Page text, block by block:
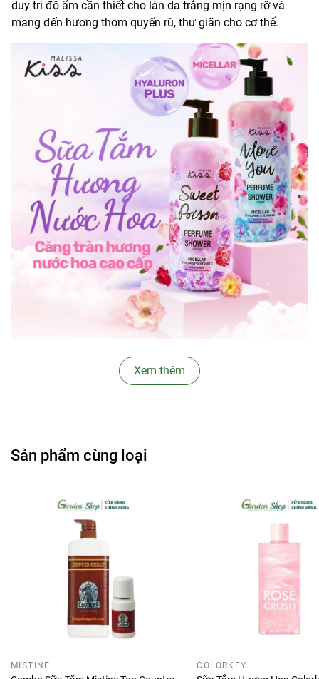
duy trì độ ẩm cần thiết cho làn da trắng mịn rạng rỡ và
mang đến hương thơm quyến rũ, thư giãn cho cơ thể.
- Sữa tắm tạo bọt có công nghệ Micellar làm sạch sâu và
- Thư giãn, tận hưởng giữa hàng hoa và nâng niu khoảng
độc quyền của Malissa Kiss.
- Sảm phẩm không có chứa thành phần paraben, silicone,
Sữa Tắm Malissa Kiss Hương Nước Hoa
có 2 mùi hương
cho bạn lựa chọn như sau:
Hương Sweet Posion:Một mùi hương quyến rũ là sự kết
hợp bởi hương thơm của trái cây nhiệt đới và quả đào.
hoa Mẫu Đơn góp phần giúp bạn trở nên nữ tính hơn bao
Xem thêm
Sản phẩm cùng loại
MISTINE COLORKEY